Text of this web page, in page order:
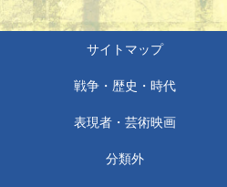
サイトマップ
戦争・歴史・時代
表現者・芸術映画
分類外